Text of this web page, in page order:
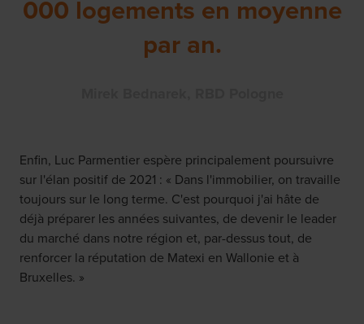
000 logements en moyenne
par an.
Enfin, Luc Parmentier espère principalement poursuivre
sur l'élan positif de 2021 : « Dans l'immobilier, on travaille
toujours sur le long terme. C'est pourquoi j'ai hâte de
déjà préparer les années suivantes, de devenir le leader
du marché dans notre région et, par-dessus tout, de
renforcer la réputation de Matexi en Wallonie et à
Bruxelles. »